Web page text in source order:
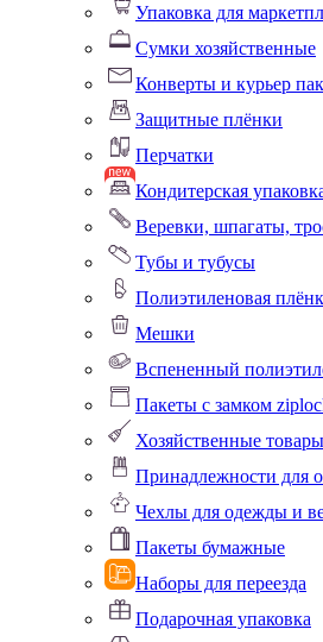
Упаковка для
Сумки хозяйственные
Конверты и курьер
Защитные плёнки
Перчатки
Кондитерская
Веревки, шпагаты,
Тубы и тубусы
Полиэтиленовая
Мешки
Вспененный
Пакеты с замком
Хозяйственные товары
Принадлежности для
Чехлы для одежды и
Пакеты бумажные
Наборы для переезда
Подарочная упаковка